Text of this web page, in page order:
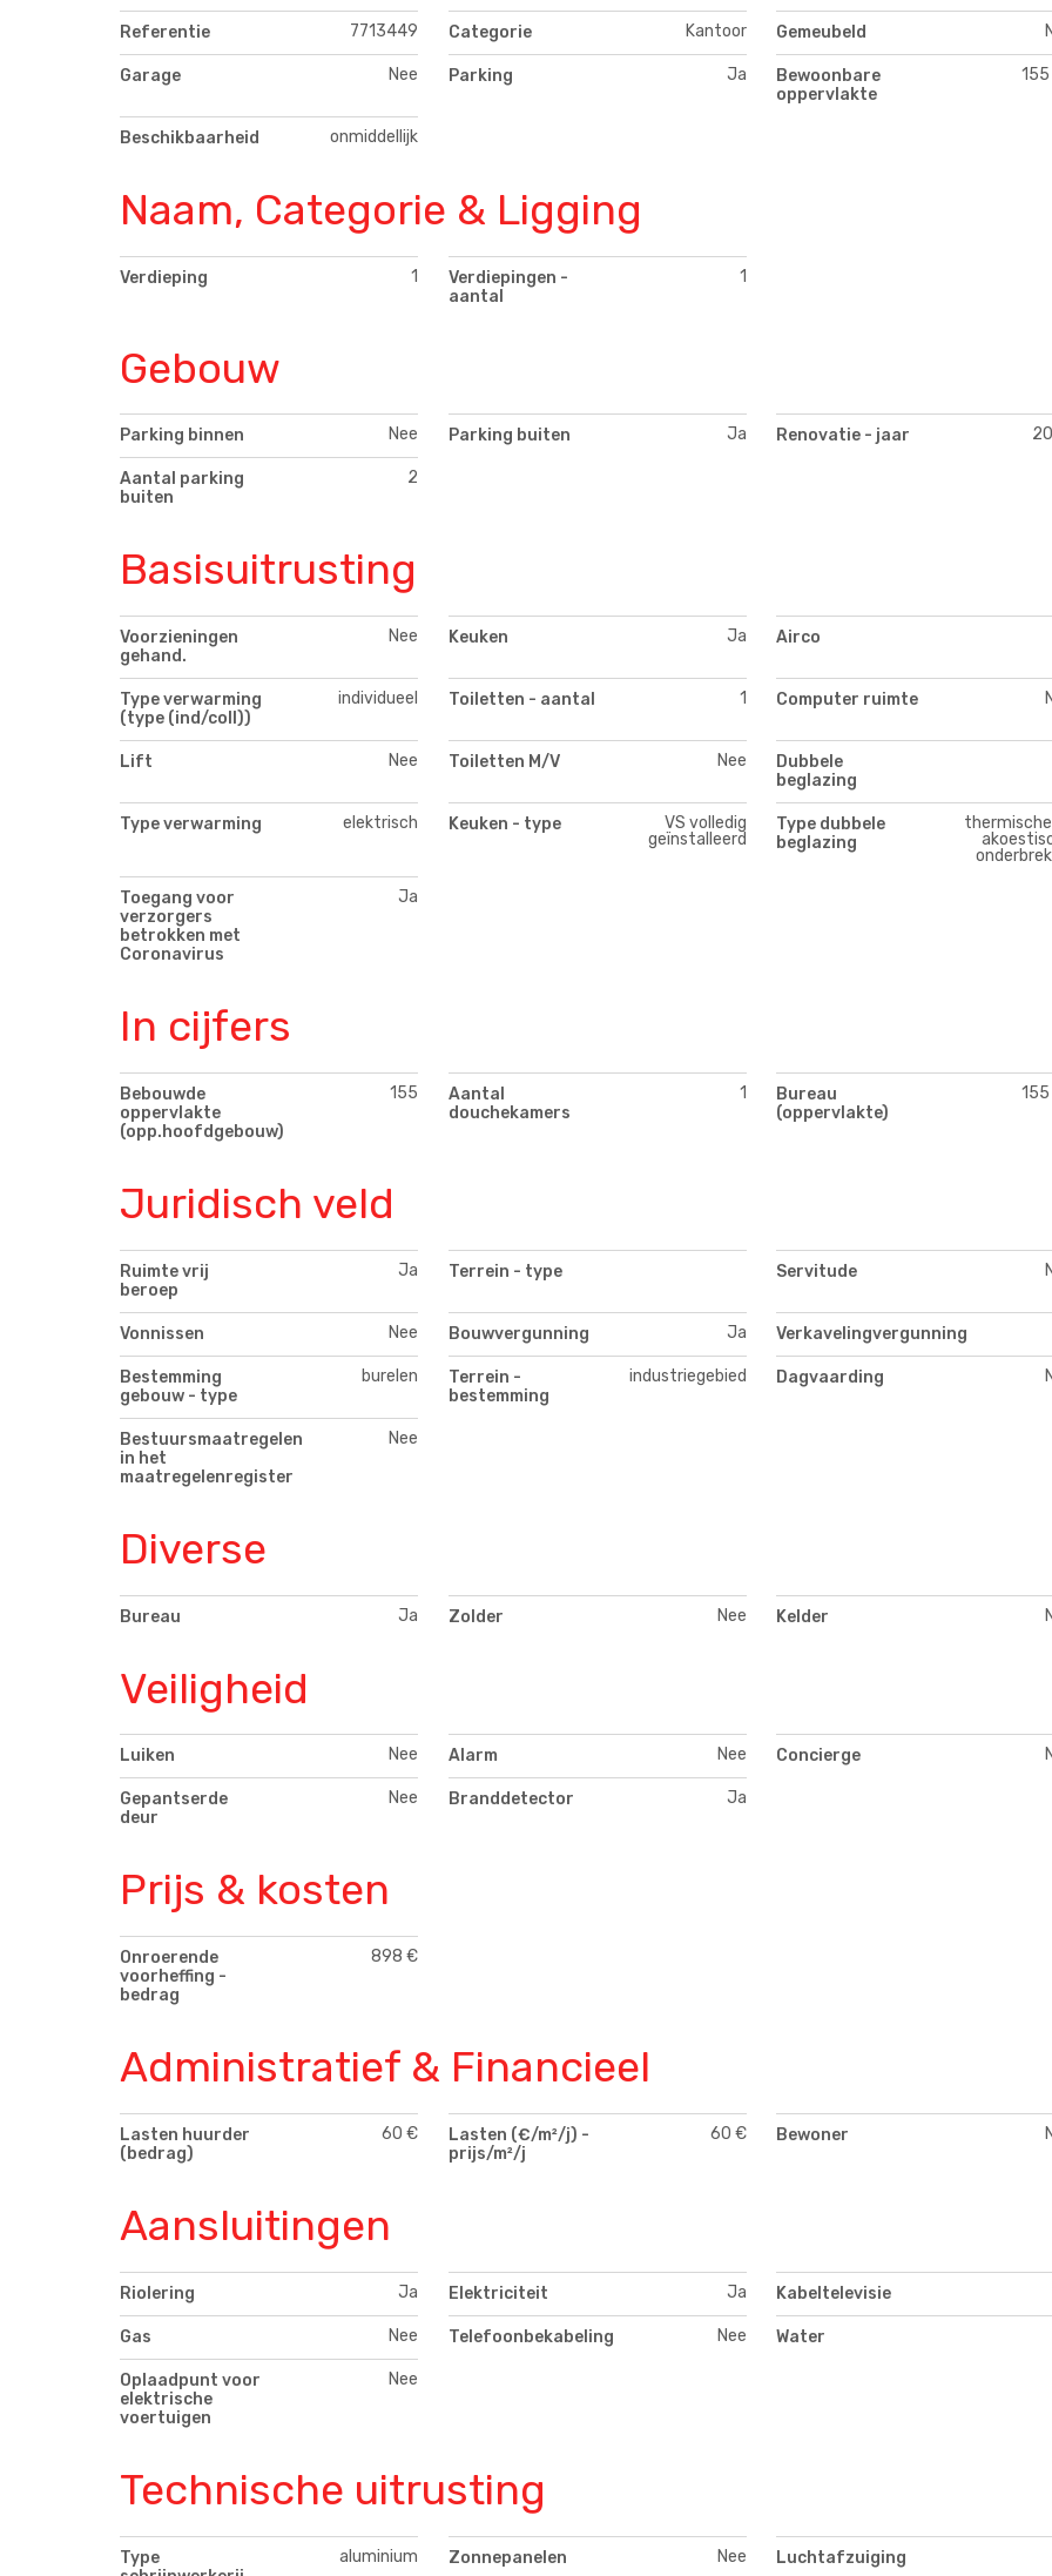
Referentie 7713449 Categorie Kantoor Gemeubeld
Garage Nee Parking Ja
Bewoonbare
oppervlakte
155
Beschikbaarheid onmiddellijk
Naam, Categorie & Ligging
Verdieping 1
Verdiepingen -
aantal
1
Gebouw
Parking binnen Nee Parking buiten Ja Renovatie - jaar
Aantal parking
buiten
2
Basisuitrusting
Voorzieningen
gehand.
Nee Keuken Ja Airco
Type verwarming
(type (ind/coll))
individueel Toiletten - aantal 1 Computer ruimte
Lift Nee Toiletten M/V Nee
Dubbele
beglazing
Type verwarming elektrisch Keuken - type
VS volledig
geïnstalleerd
Type dubbele
beglazing
Toegang voor
verzorgers
betrokken met
Coronavirus
Ja
In cijfers
Bebouwde
oppervlakte
(opp.hoofdgebouw)
155
Aantal
douchekamers
1
Bureau
(oppervlakte)
155
Juridisch veld
Ruimte vrij
beroep
Ja Terrein - type Servitude
Vonnissen Nee Bouwvergunning Ja Verkavelingvergunning
Bestemming
gebouw - type
burelen
Terrein -
bestemming
industriegebied Dagvaarding
Bestuursmaatregelen
in het
maatregelenregister
Nee
Diverse
Bureau Ja Zolder Nee Kelder
Veiligheid
Luiken Nee Alarm Nee Concierge
Gepantserde
deur
Nee Branddetector Ja
Prijs & kosten
Onroerende
voorheffing -
bedrag
898 €
Administratief & Financieel
Lasten huurder
(bedrag)
60 €
Lasten (€/m²/j) -
prijs/m²/j
60 € Bewoner
Aansluitingen
Riolering Ja Elektriciteit Ja Kabeltelevisie
Gas Nee Telefoonbekabeling Nee Water
Oplaadpunt voor
elektrische
voertuigen
Nee
Technische uitrusting
Type
aluminium Zonnepanelen Nee Luchtafzuiging